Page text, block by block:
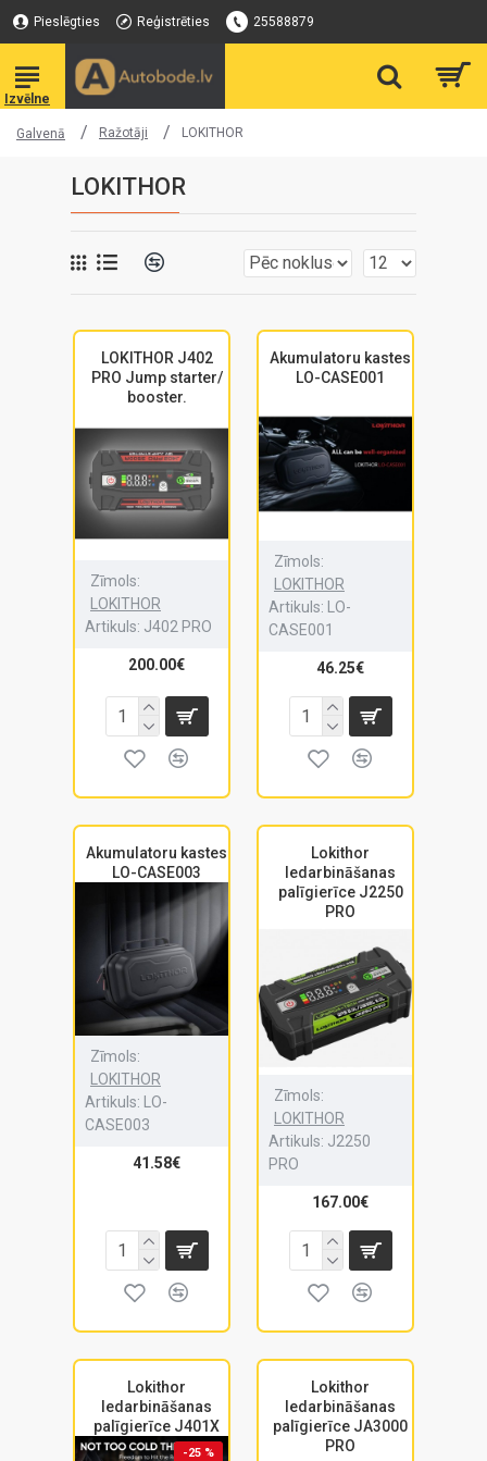
Pieslēgties Reģistrēties 25588879
Galvenā Ražotāji LOKITHOR
LOKITHOR
LOKITHOR J402
PRO Jump starter/
booster.
Zīmols:
LOKITHOR
Artikuls: J402 PRO
200.00€
Akumulatoru kastes
LO-CASE001
Zīmols:
LOKITHOR
Artikuls:
LO-
CASE001
46.25€
Akumulatoru kastes
LO-CASE003
Zīmols:
LOKITHOR
Artikuls:
LO-
CASE003
41.58€
Lokithor
Iedarbināšanas
palīgierīce J2250
PRO
Zīmols:
LOKITHOR
Artikuls: J2250
PRO
167.00€
Lokithor
Iedarbināšanas
palīgierīce J401X
-25 %
Lokithor
Iedarbināšanas
palīgierīce JA3000
PRO